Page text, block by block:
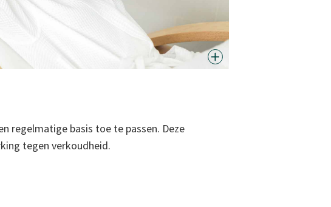
regelmatige basis toe te passen. Deze
tegen verkoudheid.